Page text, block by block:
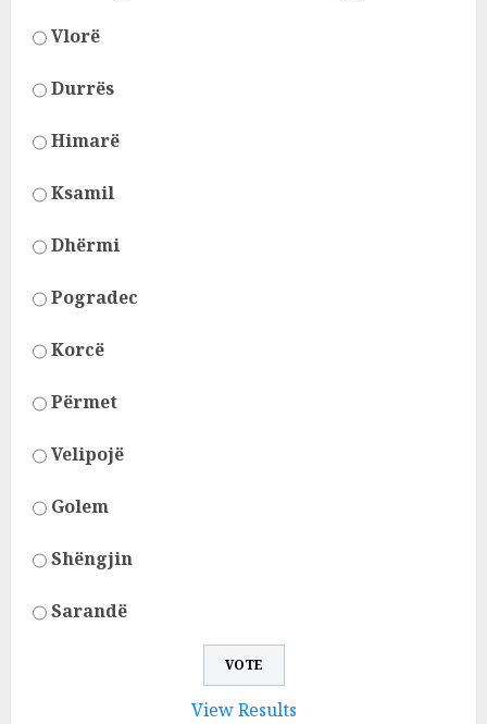
Vlorë
Durrës
Himarë
Ksamil
Dhërmi
Pogradec
Korcë
Përmet
Velipojë
Golem
Shëngjin
Sarandë
View Results